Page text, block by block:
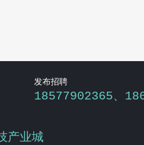
发布招聘
18577902365、
产业城